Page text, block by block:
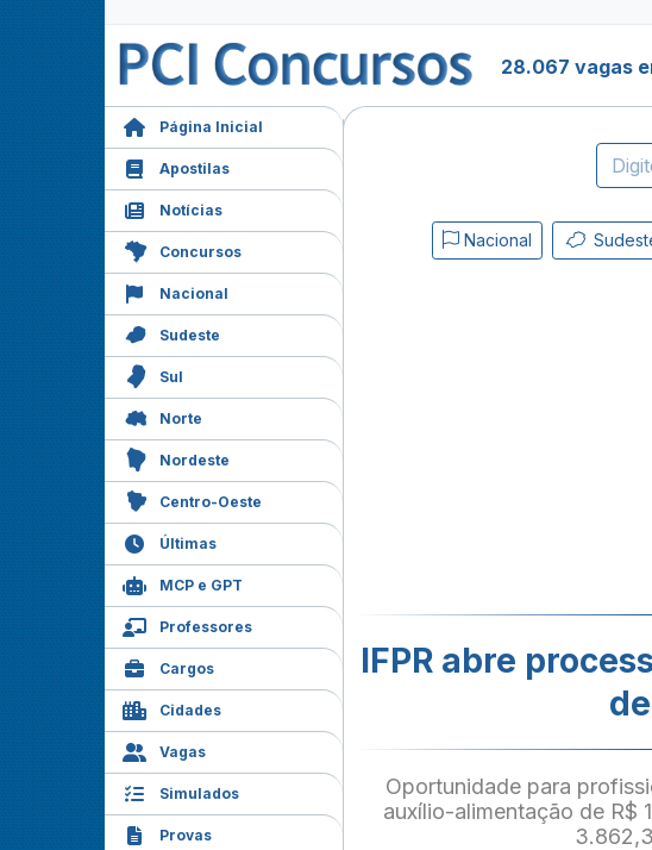
28.067 vagas
Página Inicial
Apostilas
Notícias
Concursos
Nacional
Sudeste
Sul
Norte
Nordeste
Centro-Oeste
Últimas
MCP e GPT
Professores
Cargos
Cidades
Vagas
Simulados
Provas
Nacional
IFPR abre
Oportunidade para
auxílio-alimentação de R$